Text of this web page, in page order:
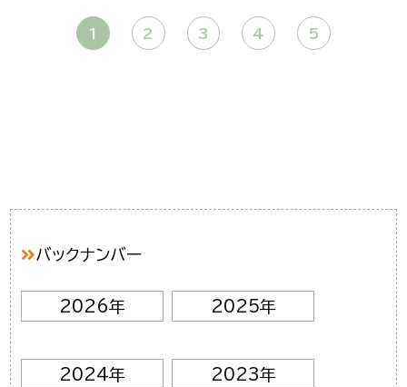
1 2 3 4 5
バックナンバー
2026年 2025年
2024年 2023年